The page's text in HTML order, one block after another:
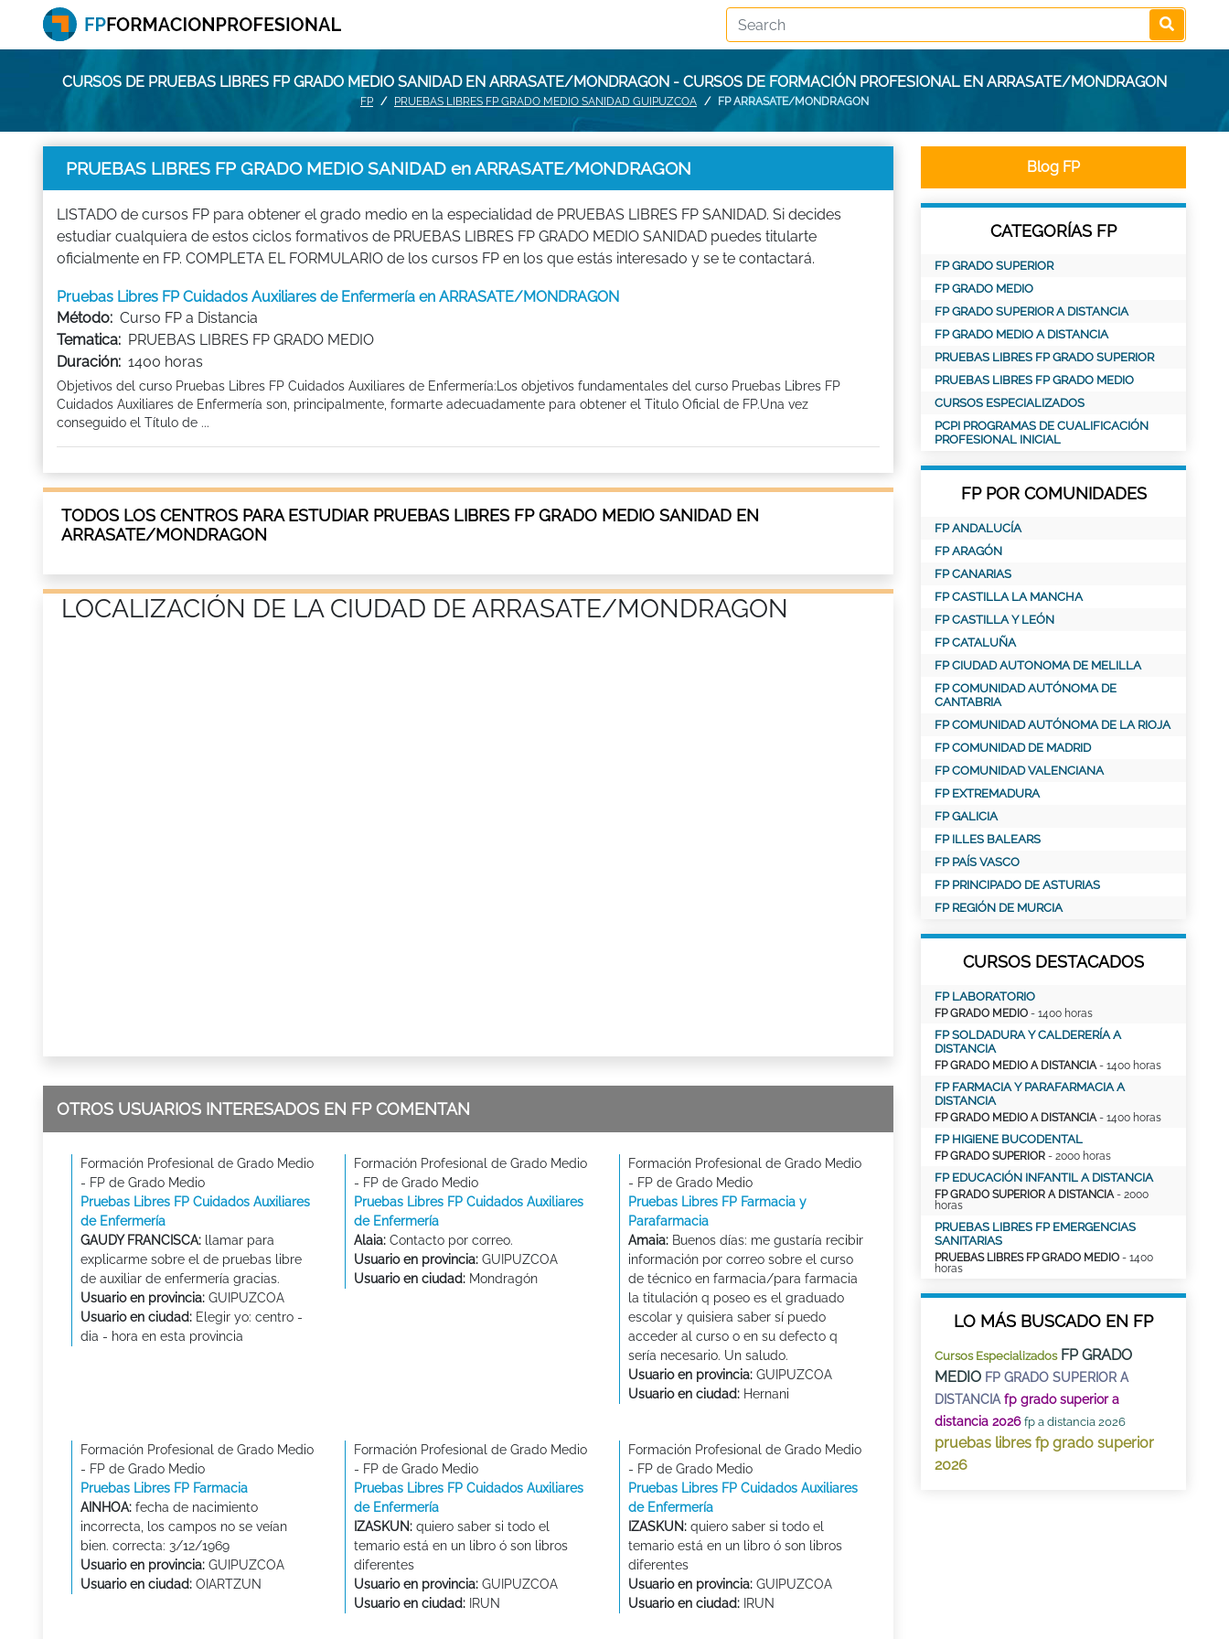
CURSOS DE PRUEBAS LIBRES FP GRADO MEDIO SANIDAD EN ARRASATE/MONDRAGON - CURSOS DE FORMACIÓN PROFESIONAL EN ARRASATE/MONDRAGON
FP PRUEBAS LIBRES FP GRADO MEDIO SANIDAD GUIPUZCOA FP ARRASATE/MONDRAGON
PRUEBAS LIBRES FP GRADO MEDIO SANIDAD en ARRASATE/MONDRAGON
LISTADO de cursos FP para obtener el grado medio en la especialidad de PRUEBAS LIBRES FP SANIDAD. Si decides
estudiar cualquiera de estos ciclos formativos de PRUEBAS LIBRES FP GRADO MEDIO SANIDAD puedes titularte
oficialmente en FP. COMPLETA EL FORMULARIO de los cursos FP en los que estás interesado y se te contactará.
Pruebas Libres FP Cuidados Auxiliares de Enfermería en ARRASATE/MONDRAGON
Método: Curso FP a Distancia
Tematica: PRUEBAS LIBRES FP GRADO MEDIO
Duración: 1400 horas
Objetivos del curso Pruebas Libres FP Cuidados Auxiliares de Enfermería:Los objetivos fundamentales del curso Pruebas Libres FP
Cuidados Auxiliares de Enfermería son, principalmente, formarte adecuadamente para obtener el Titulo Oficial de FP.Una vez
conseguido el Título de ...
TODOS LOS CENTROS PARA ESTUDIAR PRUEBAS LIBRES FP GRADO MEDIO SANIDAD EN
ARRASATE/MONDRAGON
LOCALIZACIÓN DE LA CIUDAD DE ARRASATE/MONDRAGON
OTROS USUARIOS INTERESADOS EN FP COMENTAN
Formación Profesional de Grado Medio
- FP de Grado Medio
Pruebas Libres FP Cuidados Auxiliares
de Enfermería
GAUDY FRANCISCA: llamar para
explicarme sobre el de pruebas libre
de auxiliar de enfermería gracias.
Usuario en provincia: GUIPUZCOA
Usuario en ciudad: Elegir yo: centro -
dia - hora en esta provincia
Formación Profesional de Grado Medio
- FP de Grado Medio
Pruebas Libres FP Cuidados Auxiliares
de Enfermería
Alaia: Contacto por correo.
Usuario en provincia: GUIPUZCOA
Usuario en ciudad: Mondragón
Formación Profesional de Grado Medio
- FP de Grado Medio
Pruebas Libres FP Farmacia y
Parafarmacia
Amaia:Buenos días: me gustaría recibir
información por correo sobre el curso
de técnico en farmacia/para farmacia
la titulación q poseo es el graduado
escolar y quisiera saber sí puedo
acceder al curso o en su defecto q
sería necesario. Un saludo.
Usuario en provincia:GUIPUZCOA
Usuario en ciudad:Hernani
Formación Profesional de Grado Medio
- FP de Grado Medio
Pruebas Libres FP Farmacia
AINHOA: fecha de nacimiento
incorrecta, los campos no se veían
bien. correcta: 3/12/1969
Usuario en provincia: GUIPUZCOA
Usuario en ciudad: OIARTZUN
Formación Profesional de Grado Medio
- FP de Grado Medio
Pruebas Libres FP Cuidados Auxiliares
de Enfermería
IZASKUN: quiero saber si todo el
temario está en un libro ó son libros
diferentes
Usuario en provincia: GUIPUZCOA
Usuario en ciudad: IRUN
Formación Profesional de Grado Medio
- FP de Grado Medio
Pruebas Libres FP Cuidados Auxiliares
de Enfermería
IZASKUN:quiero saber si todo el
temario está en un libro ó son libros
diferentes
Usuario en provincia:GUIPUZCOA
Usuario en ciudad:IRUN
Blog FP
CATEGORÍAS FP
FP GRADO SUPERIOR
FP GRADO MEDIO
FP GRADO SUPERIOR A DISTANCIA
FP GRADO MEDIO A DISTANCIA
PRUEBAS LIBRES FP GRADO SUPERIOR
PRUEBAS LIBRES FP GRADO MEDIO
CURSOS ESPECIALIZADOS
PCPI PROGRAMAS DE CUALIFICACIÓN
PROFESIONAL INICIAL
FP POR COMUNIDADES
FP ANDALUCÍA
FP ARAGÓN
FP CANARIAS
FP CASTILLA LA MANCHA
FP CASTILLA Y LEÓN
FP CATALUÑA
FP CIUDAD AUTONOMA DE MELILLA
FP COMUNIDAD AUTÓNOMA DE
CANTABRIA
FP COMUNIDAD AUTÓNOMA DE LA RIOJA
FP COMUNIDAD DE MADRID
FP COMUNIDAD VALENCIANA
FP EXTREMADURA
FP GALICIA
FP ILLES BALEARS
FP PAÍS VASCO
FP PRINCIPADO DE ASTURIAS
FP REGIÓN DE MURCIA
CURSOS DESTACADOS
FP LABORATORIO
FP GRADO MEDIO - 1400 horas
FP SOLDADURA Y CALDERERÍA A
DISTANCIA
FP GRADO MEDIO A DISTANCIA- 1400 horas
FP FARMACIA Y PARAFARMACIA A
DISTANCIA
FP GRADO MEDIO A DISTANCIA- 1400 horas
FP HIGIENE BUCODENTAL
FP GRADO SUPERIOR - 2000 horas
FP EDUCACIÓN INFANTIL A DISTANCIA
FP GRADO SUPERIOR A DISTANCIA- 2000
horas
PRUEBAS LIBRES FP EMERGENCIAS
SANITARIAS
PRUEBAS LIBRES FP GRADO MEDIO - 1400
horas
LO MÁS BUSCADO EN FP
Cursos Especializados FP GRADO
MEDIO FP GRADO SUPERIOR A
DISTANCIA fp grado superior a
distancia 2026 fp a distancia 2026
pruebas libres fp grado superior
2026